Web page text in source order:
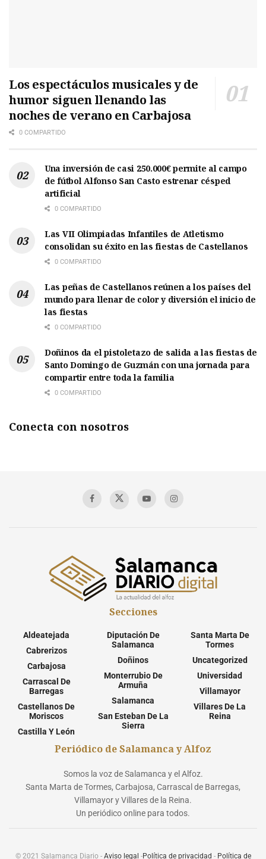
Los espectáculos musicales y de
humor siguen llenando las
noches de verano en Carbajosa
0 COMPARTIDO
Una inversión de casi 250.000€ permite al campo
de fútbol Alfonso San Casto estrenar césped
artificial
0 COMPARTIDO
Las VII Olimpiadas Infantiles de Atletismo
consolidan su éxito en las fiestas de Castellanos
0 COMPARTIDO
Las peñas de Castellanos reúnen a los países del
mundo para llenar de color y diversión el inicio de
las fiestas
0 COMPARTIDO
Doñinos da el pistoletazo de salida a las fiestas de
Santo Domingo de Guzmán con una jornada para
compartir entre toda la familia
0 COMPARTIDO
Conecta con nosotros
Secciones
Aldeatejada
Cabrerizos
Carbajosa
Carrascal De
Barregas
Castellanos De
Moriscos
Castilla Y León
Diputación De
Salamanca
Doñinos
Monterrubio De
Armuña
Salamanca
San Esteban De La
Sierra
Santa Marta De
Tormes
Uncategorized
Universidad
Villamayor
Villares De La
Reina
Periódico de Salamanca y Alfoz
Somos la voz de Salamanca y el Alfoz.
Santa Marta de Tormes, Carbajosa, Carrascal de Barregas,
Villamayor y Villares de la Reina.
Un periódico online para todos.
© 2021 Salamanca Diario - Aviso legal -Política de privacidad - Política de